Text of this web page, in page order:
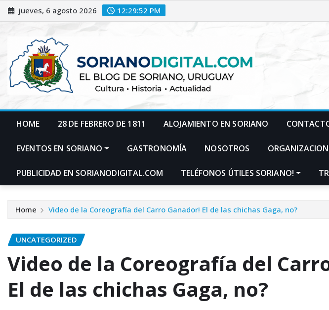
Skip
to
jueves, 6 agosto 2026 12:29:53 PM
HOME 28 DE FEBRERO DE 1811 ALOJAMIENTO EN SORIANO
EVENTOS EN SORIANO GASTRONOMÍA NOSOTROS
PUBLICIDAD EN SORIANODIGITAL.COM TELÉFONOS ÚTILES SORIANO!
Home Video de la Coreografía del Carro Ganador! El de las chichas Gaga, no?
UNCATEGORIZED
Video de la Coreografía del
El de las chichas Gaga, no?